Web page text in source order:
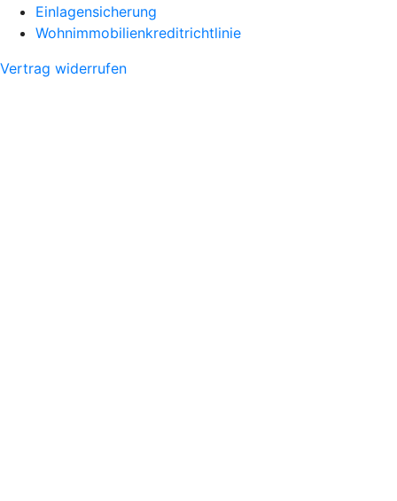
Einlagensicherung
Wohnimmobilienkreditrichtlinie
Vertrag widerrufen